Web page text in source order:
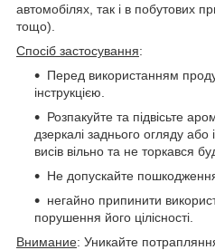
автомобілях, так і в побутових
тощо).
Спосіб застосування:
Перед використанням
інструкцією.
Розпакуйте та підвісьте
дзеркалі заднього огляду або
висів вільно та не торкався
Не допускайте
негайно припинити
порушення його цілісності.
Внимание: Уникайте